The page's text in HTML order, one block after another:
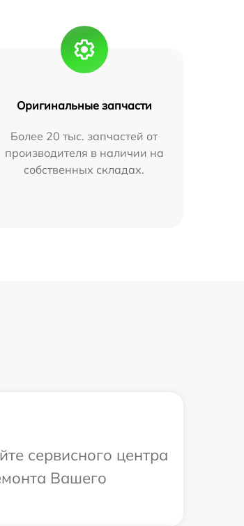
Оригинальные запчасти
Более 20 тыс. запчастей от
производителя в наличии на
собственных складах.
сервисного центра
Вашего